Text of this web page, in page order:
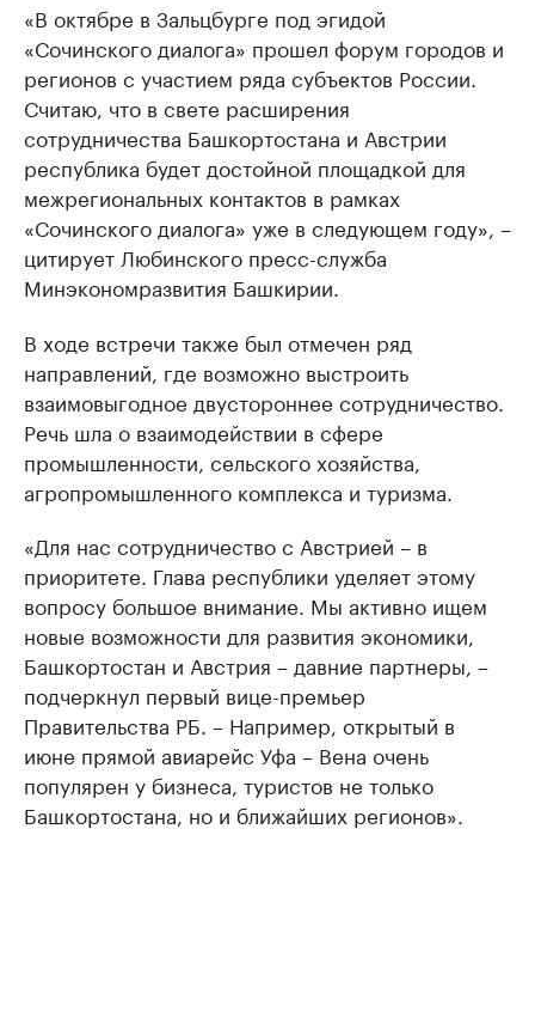
«В октябре в Зальцбурге под эгидой
«Сочинского диалога» прошел форум городов и
регионов с участием ряда субъектов России.
Считаю, что в свете расширения
сотрудничества Башкортостана и Австрии
республика будет достойной площадкой для
межрегиональных контактов в рамках
«Сочинского диалога» уже в следующем году», –
цитирует Любинского пресс-служба
Минэкономразвития Башкирии.
В ходе встречи также был отмечен ряд
направлений, где возможно выстроить
взаимовыгодное двустороннее сотрудничество.
Речь шла о взаимодействии в сфере
промышленности, сельского хозяйства,
агропромышленного комплекса и туризма.
«Для нас сотрудничество с Австрией – в
приоритете. Глава республики уделяет этому
вопросу большое внимание. Мы активно ищем
новые возможности для развития экономики,
Башкортостан и Австрия – давние партнеры, –
подчеркнул первый вице-премьер
Правительства РБ. – Например, открытый в
июне прямой авиарейс Уфа – Вена очень
популярен у бизнеса, туристов не только
Башкортостана, но и ближайших регионов».